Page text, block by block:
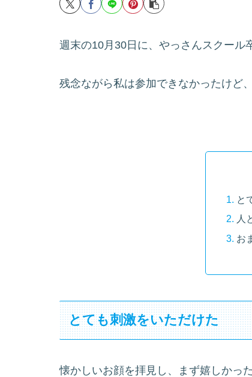
週末の10月30日に、やっさんスクール
残念ながら私は参加できなかったけど
と
人
お
とても刺激をいただけた
懐かしいお顔を拝見し、まず嬉しかった